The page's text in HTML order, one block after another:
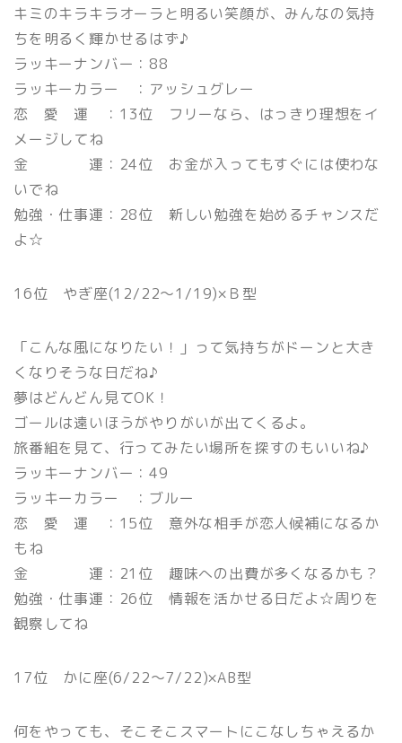
キミのキラキラオーラと明るい笑顔が、みんなの気持
ちを明るく輝かせるはず♪
ラッキーナンバー：88
ラッキーカラー ：アッシュグレー
恋 愛 運 ：13位 フリーなら、はっきり理想をイ
メージしてね
金 運：24位 お金が入ってもすぐには使わな
いでね
勉強・仕事運：28位 新しい勉強を始めるチャンスだ
よ☆
16位 やぎ座(12/22〜1/19)×Ｂ型
「こんな風になりたい！」って気持ちがドーンと大き
くなりそうな日だね♪
夢はどんどん見てOK！
ゴールは遠いほうがやりがいが出てくるよ。
旅番組を見て、行ってみたい場所を探すのもいいね♪
ラッキーナンバー：49
ラッキーカラー ：ブルー
恋 愛 運 ：15位 意外な相手が恋人候補になるか
もね
金 運：21位 趣味への出費が多くなるかも？
勉強・仕事運：26位 情報を活かせる日だよ☆周りを
観察してね
17位 かに座(6/22〜7/22)×AB型
何をやっても、そこそこスマートにこなしちゃえるか